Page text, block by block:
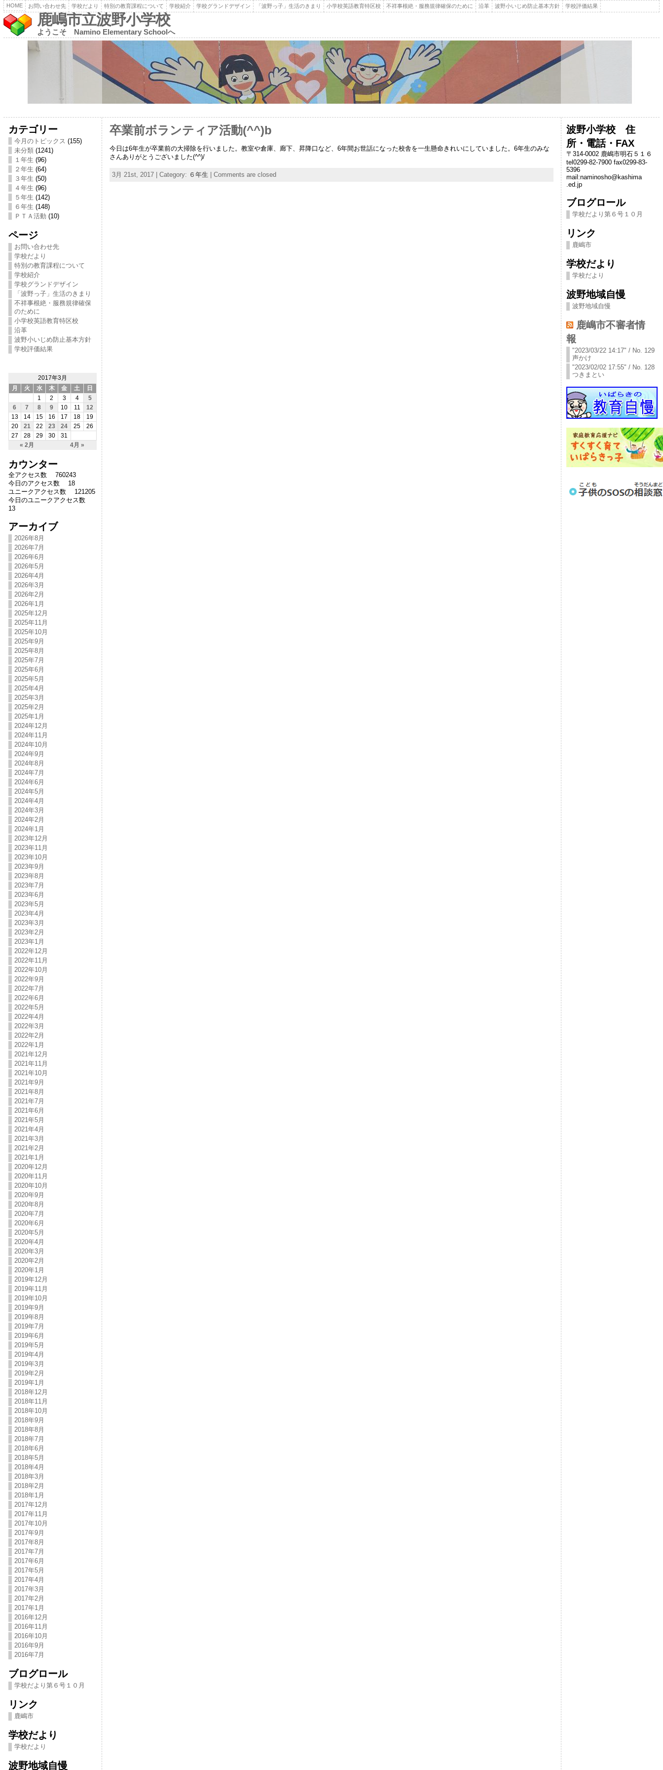
HOME お問い合わせ先 学校だより 特別の教育課程について 学校紹介 学校グランドデザイン 「波野っ子」生活のきまり 小学校英語教育特区校 不祥事根絶・服務規律確保のために 沿革 波野小いじめ防止基本方針 学校評価結果
鹿嶋市立波野小学校
ようこそ Namino Elementary Schoolへ
カテゴリー
今月のトピックス (155)
未分類(1241)
１年生 (96)
２年生 (64)
３年生 (50)
４年生 (96)
５年生 (142)
６年生 (148)
ＰＴＡ活動 (10)
ページ
お問い合わせ先
学校だより
特別の教育課程について
学校紹介
学校グランドデザイン
「波野っ子」生活のきまり
不祥事根絶・服務規律確保
のために
小学校英語教育特区校
沿革
波野小いじめ防止基本方針
学校評価結果
2017年3月
月
火 水 木 金 土 日
« 2月 4月 »
1 2 3 4
5
6
7 8 9 10 11
12
13
14 15 16 17 18
19
20
21 22 23 24 25
26
27
28 29 30 31
カウンター
全アクセス数 760243
今日のアクセス数 18
ユニークアクセス数 121205
今日のユニークアクセス数
13
アーカイブ
2026年8月
2026年7月
2026年6月
2026年5月
2026年4月
2026年3月
2026年2月
2026年1月
2025年12月
2025年11月
2025年10月
2025年9月
2025年8月
2025年7月
2025年6月
2025年5月
2025年4月
2025年3月
2025年2月
2025年1月
2024年12月
2024年11月
2024年10月
2024年9月
2024年8月
2024年7月
2024年6月
2024年5月
2024年4月
2024年3月
2024年2月
2024年1月
2023年12月
2023年11月
2023年10月
2023年9月
2023年8月
2023年7月
2023年6月
2023年5月
2023年4月
2023年3月
2023年2月
2023年1月
2022年12月
2022年11月
2022年10月
2022年9月
2022年7月
2022年6月
2022年5月
2022年4月
2022年3月
2022年2月
2022年1月
2021年12月
2021年11月
2021年10月
2021年9月
2021年8月
2021年7月
2021年6月
2021年5月
2021年4月
2021年3月
2021年2月
2021年1月
2020年12月
2020年11月
2020年10月
2020年9月
2020年8月
2020年7月
2020年6月
2020年5月
2020年4月
2020年3月
2020年2月
2020年1月
2019年12月
2019年11月
2019年10月
2019年9月
2019年8月
2019年7月
2019年6月
2019年5月
2019年4月
2019年3月
2019年2月
2019年1月
2018年12月
2018年11月
2018年10月
2018年9月
2018年8月
2018年7月
2018年6月
2018年5月
2018年4月
2018年3月
2018年2月
2018年1月
2017年12月
2017年11月
2017年10月
2017年9月
2017年8月
2017年7月
2017年6月
2017年5月
2017年4月
2017年3月
2017年2月
2017年1月
2016年12月
2016年11月
2016年10月
2016年9月
2016年7月
ブログロール
学校だより第６号１０月
リンク
鹿嶋市
学校だより
学校だより
波野地域自慢
卒業前ボランティア活動(^^)b
今日は6年生が卒業前の大掃除を行いました。教室や倉庫、廊下、昇降口など、6年間お世話になった校舎を一生懸命きれいにしていました。6年生のみな
さんありがとうございました(^^)/
3月 21st, 2017 | Category: ６年生 | Comments are closed
波野小学校 住
所・電話・FAX
〒314-0002 鹿嶋市明石５１６
tel0299-82-7900 fax0299-83-
5396
mail:naminosho@kashima
.ed.jp
ブログロール
学校だより第６号１０月
リンク
鹿嶋市
学校だより
学校だより
波野地域自慢
波野地域自慢
鹿嶋市不審者情
報
"2023/03/22 14:17" / No. 129
声かけ
"2023/02/02 17:55" / No. 128
つきまとい